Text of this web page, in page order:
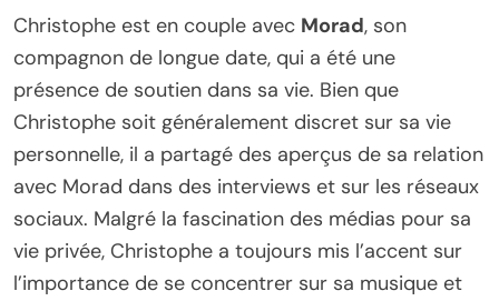
Christophe est en couple avec Morad, son
compagnon de longue date, qui a été une
présence de soutien dans sa vie. Bien que
Christophe soit généralement discret sur sa vie
personnelle, il a partagé des aperçus de sa relation
avec Morad dans des interviews et sur les réseaux
sociaux. Malgré la fascination des médias pour sa
vie privée, Christophe a toujours mis l’accent sur
l’importance de se concentrer sur sa musique et